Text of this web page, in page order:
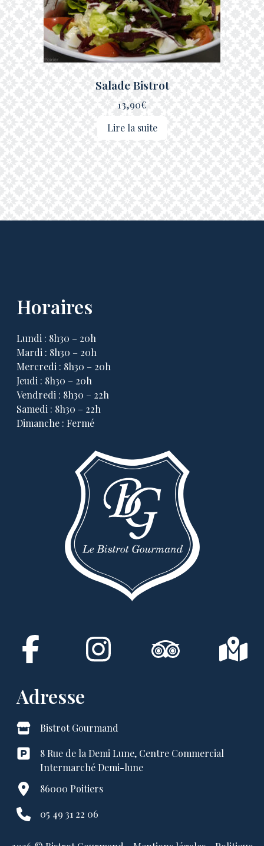
Salade Bistrot
13,90€
Lire la suite
Horaires
Lundi : 8h30 – 20h
Mardi : 8h30 – 20h
Mercredi : 8h30 – 20h
Jeudi : 8h30 – 20h
Vendredi : 8h30 – 22h
Samedi : 8h30 – 22h
Dimanche : Fermé
Adresse
Bistrot Gourmand
8 Rue de la Demi Lune, Centre Commercial
Intermarché Demi-lune
86000 Poitiers
05 49 31 22 06